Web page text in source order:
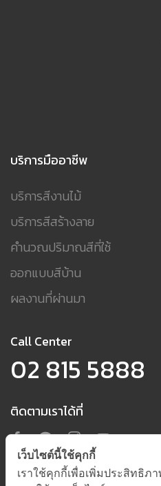
บริการมืออาชีพ
บริการสีงานไม้
บริการสีสร้างลาย
คำนวณปริมาณสีที่ใช้
ออกแบบสีบ้าน
ผลงานที่ผ่านมา
Call Center
02 815 5888
ติดตามเราได้ที่
เว็บไซต์นี้ใช้คุกกี้
เราใช้คุกกี้เพื่อเพิ่มประสิทธิ